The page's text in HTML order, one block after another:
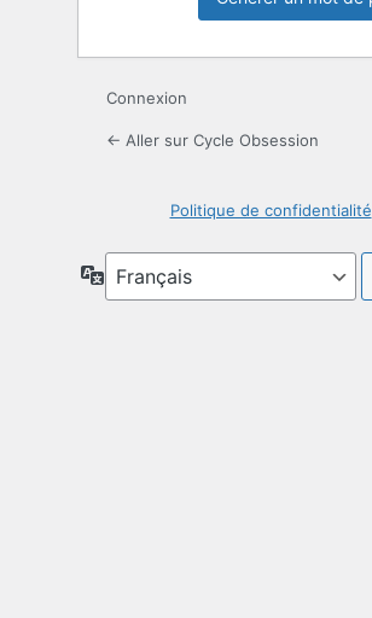
Connexion
← Aller sur Cycle Obsession
Politique de confidentialité
Langue